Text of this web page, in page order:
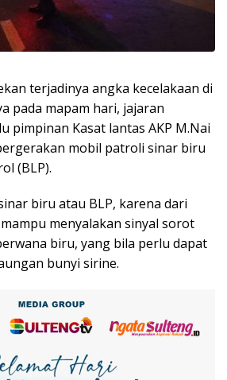
terjadinya angka kecelakaan di
pada mapam hari, jajaran
pimpinan Kasat lantas AKP M.Nai
mobil patroli sinar biru
(BLP).
biru atau BLP, karena dari
menyalakan sinyal sorot
biru, yang bila perlu dapat
bunyi sirine.